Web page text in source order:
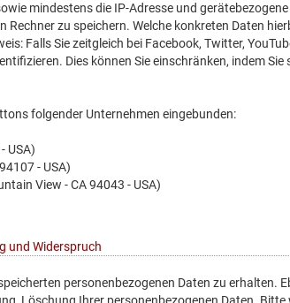
mindestens die IP-Adresse und
zu speichern. Welche konkreten Daten
Falls Sie zeitgleich bei Facebook, Twitter,
Dies können Sie einschränken, indem
folgender Unternehmen eingebunden:
USA)
- USA)
View - CA 94043 - USA)
und Widerspruch
personenbezogenen Daten zu erhalten.